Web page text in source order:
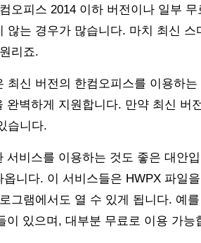
오피스 2014 이하 버전이나 일부
않는 경우가 많습니다. 마치 최신
리죠.
최신 버전의 한컴오피스를 이용하
완벽하게 지원합니다. 만약 최신 버
습니다.
서비스를 이용하는 것도 좋은 대안
니다. 이 서비스들은 HWPX 파일
그램에서도 열 수 있게 됩니다. 예를
이 있으며, 대부분 무료로 이용 가능